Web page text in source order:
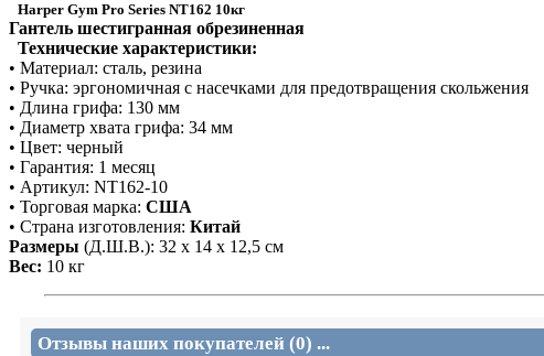
Harper Gym Pro Series NT162 10кг
Гантель шестигранная обрезиненная
Технические характеристики:
• Материал: сталь, резина
• Ручка: эргономичная с насечками для предотвращения скольжения
• Длина грифа: 130 мм
• Диаметр хвата грифа: 34 мм
• Цвет: черный
• Гарантия: 1 месяц
• Артикул: NT162-10
• Торговая марка: США
• Страна изготовления: Китай
Размеры (Д.Ш.В.): 32 х 14 х 12,5 см
Вес: 10 кг
Отзывы наших покупателей (0) ...